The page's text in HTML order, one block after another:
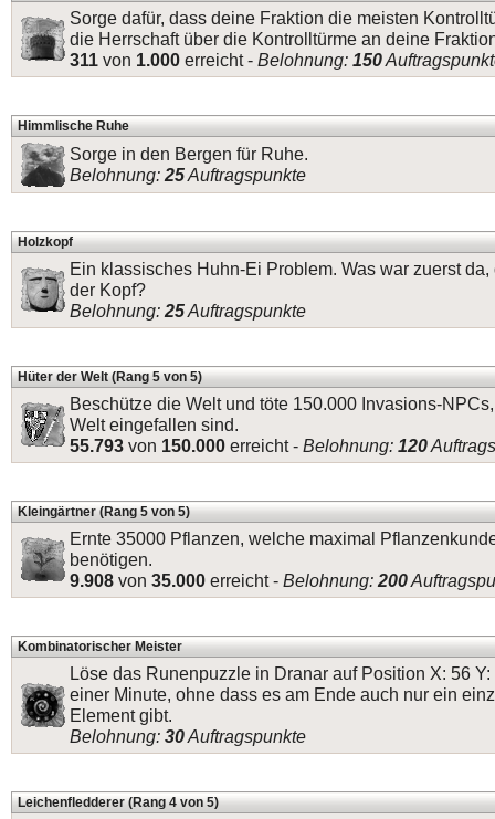
Sorge dafür, dass deine Fraktion die meisten
die Herrschaft über die Kontrolltürme an deine
311 von 1.000 erreicht - Belohnung: 150
Himmlische Ruhe
Sorge in den Bergen für Ruhe.
Belohnung: 25Auftragspunkte
Holzkopf
Ein klassisches Huhn-Ei Problem. Was war zuerst
der Kopf?
Belohnung: 25Auftragspunkte
Hüter der Welt (Rang 5 von 5)
Beschütze die Welt und töte 150.000 Invasions-
Welt eingefallen sind.
55.793 von 150.000 erreicht - Belohnung: 120
Kleingärtner (Rang 5 von 5)
Ernte 35000 Pflanzen, welche maximal
benötigen.
9.908 von 35.000 erreicht - Belohnung: 200
Kombinatorischer Meister
Löse das Runenpuzzle in Dranar auf Position X: 56
einer Minute, ohne dass es am Ende auch nur ein
Element gibt.
Belohnung: 30Auftragspunkte
Leichenfledderer (Rang 4 von 5)